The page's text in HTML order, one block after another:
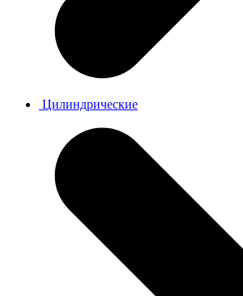
Цилиндрические